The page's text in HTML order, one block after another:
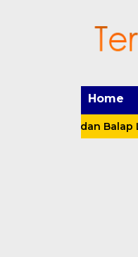
Home
Motor dan Balap Liar: